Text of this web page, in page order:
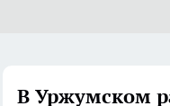
В Уржумском